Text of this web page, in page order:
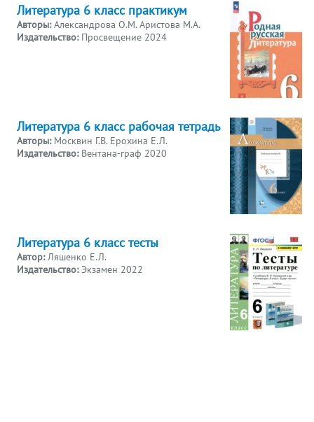
Литература 6 класс практикум
Авторы:Александрова О.М. Аристова М.А.
Издательство: Просвещение 2024
Литература 6 класс рабочая тетрадь
Авторы: Москвин Г.В. Ерохина Е.Л.
Издательство: Вентана-граф 2020
Литература 6 класс тесты
Автор:Ляшенко Е.Л.
Издательство:Экзамен 2022